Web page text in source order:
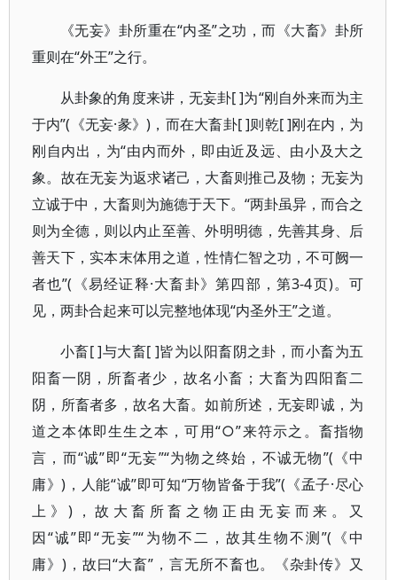
《无妄》卦所重在“内圣”之功，而《大畜》卦所
重则在“外王”之行。
从卦象的角度来讲，无妄卦[ ]为“刚自外来而为主
于内”(《无妄·彖》)，而在大畜卦[ ]则乾[ ]刚在内，为
刚自内出，为“由内而外，即由近及远、由小及大之
象。故在无妄为返求诸己，大畜则推己及物；无妄为
立诚于中，大畜则为施德于天下。“两卦虽异，而合之
则为全德，则以内止至善、外明明德，先善其身、后
善天下，实本末体用之道，性情仁智之功，不可阙一
者也”(《易经证释·大畜卦》第四部，第3-4页)。可
见，两卦合起来可以完整地体现“内圣外王”之道。
小畜[ ]与大畜[ ]皆为以阳畜阴之卦，而小畜为五
阳畜一阴，所畜者少，故名小畜；大畜为四阳畜二
阴，所畜者多，故名大畜。如前所述，无妄即诚，为
道之本体即生生之本，可用“○”来符示之。畜指物
言，而“诚”即“无妄”“为物之终始，不诚无物”(《中
庸》)，人能“诚”即可知“万物皆备于我”(《孟子·尽心
上》)，故大畜所畜之物正由无妄而来。又
因“诚”即“无妄”“为物不二，故其生物不测”(《中
庸》)，故曰“大畜”，言无所不畜也。《杂卦传》又